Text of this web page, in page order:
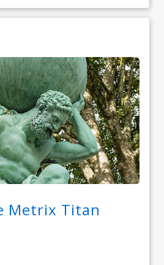
Metrix Titan